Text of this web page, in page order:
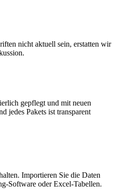
nicht aktuell sein, erstatten wir
gepflegt und mit neuen
jedes Pakets ist transparent
Importieren Sie die Daten
Software oder Excel-Tabellen.